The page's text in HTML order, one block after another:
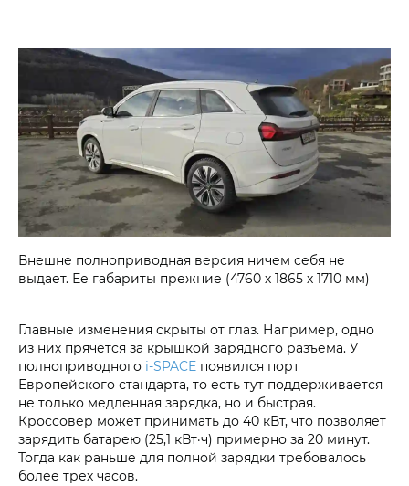
Внешне полноприводная версия ничем себя не
выдает. Ее габариты прежние (4760 х 1865 х 1710 мм)
Главные изменения скрыты от глаз. Например, одно
из них прячется за крышкой зарядного разъема. У
полноприводного i‑SPACE появился порт
Европейского стандарта, то есть тут поддерживается
не только медленная зарядка, но и быстрая.
Кроссовер может принимать до 40 кВт, что позволяет
зарядить батарею (25,1 кВт·ч) примерно за 20 минут.
Тогда как раньше для полной зарядки требовалось
более трех часов.